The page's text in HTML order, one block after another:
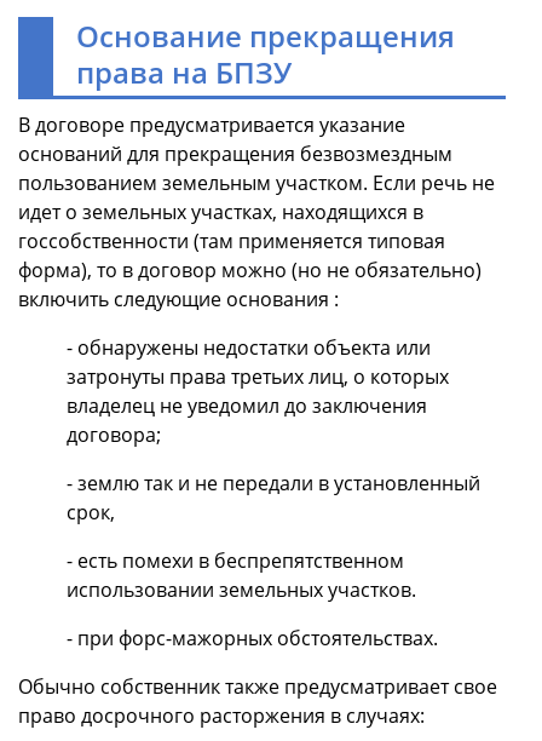
Основание прекращения
права на БПЗУ
В договоре предусматривается указание
оснований для прекращения безвозмездным
пользованием земельным участком. Если речь не
идет о земельных участках, находящихся в
госсобственности (там применяется типовая
форма), то в договор можно (но не обязательно)
включить следующие основания :
- обнаружены недостатки объекта или
затронуты права третьих лиц, о которых
владелец не уведомил до заключения
договора;
- землю так и не передали в установленный
срок,
- есть помехи в беспрепятственном
использовании земельных участков.
- при форс-мажорных обстоятельствах.
Обычно собственник также предусматривает свое
право досрочного расторжения в случаях: